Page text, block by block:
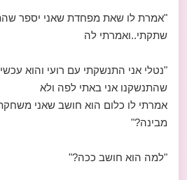
"אמרת לו שאת מפחדת שאני יספר
שתקתי..ואמרתי לה
"נטלי אני התנשקתי עם רועי והוא
שהתנשקנו אני באתי לפה ולא
אמרתי לו כלום הוא חושב שאני
מבינה?"
"למה הוא חושב ככה?"